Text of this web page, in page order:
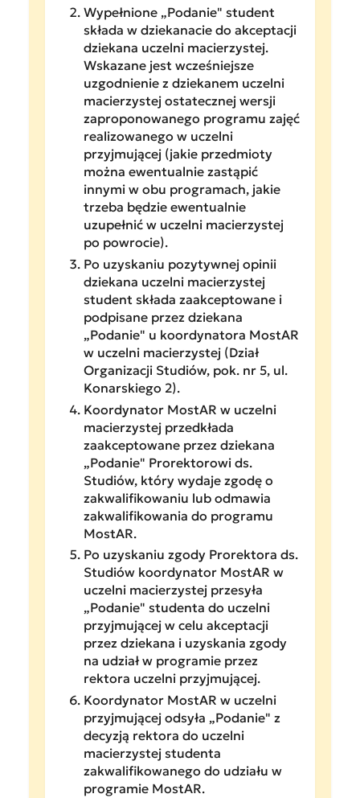
Wypełnione „Podanie" student
składa w dziekanacie do akceptacji
dziekana uczelni macierzystej.
Wskazane jest wcześniejsze
uzgodnienie z dziekanem uczelni
macierzystej ostatecznej wersji
zaproponowanego programu zajęć
realizowanego w uczelni
przyjmującej (jakie przedmioty
można ewentualnie zastąpić
innymi w obu programach, jakie
trzeba będzie ewentualnie
uzupełnić w uczelni macierzystej
po powrocie).
Po uzyskaniu pozytywnej opinii
dziekana uczelni macierzystej
student składa zaakceptowane i
podpisane przez dziekana
„Podanie" u koordynatora MostAR
w uczelni macierzystej (Dział
Organizacji Studiów, pok. nr 5, ul.
Konarskiego 2).
Koordynator MostAR w uczelni
macierzystej przedkłada
zaakceptowane przez dziekana
„Podanie" Prorektorowi ds.
Studiów, który wydaje zgodę o
zakwalifikowaniu lub odmawia
zakwalifikowania do programu
MostAR.
Po uzyskaniu zgody Prorektora ds.
Studiów koordynator MostAR w
uczelni macierzystej przesyła
„Podanie" studenta do uczelni
przyjmującej w celu akceptacji
przez dziekana i uzyskania zgody
na udział w programie przez
rektora uczelni przyjmującej.
Koordynator MostAR w uczelni
przyjmującej odsyła „Podanie" z
decyzją rektora do uczelni
macierzystej studenta
zakwalifikowanego do udziału w
programie MostAR.